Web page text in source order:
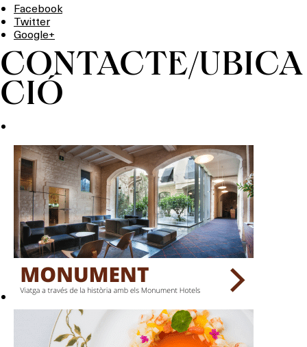
HOTELS
TERRASSES
BARS
SPAS
RESTAURANTS
SALES
Facebook
Twitter
Google+
CONTACTE/UBICA
CIÓ